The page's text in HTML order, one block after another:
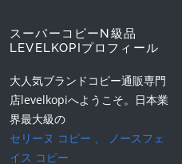
スーパーコピーN級品
LEVELKOPIプロフィール
大人気ブランドコピー通販専門
店levelkopiへようこそ。日本業
界最大級の
セリーヌ コピー
ノースフェ
イス コピー